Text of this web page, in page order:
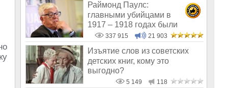
Раймонд Паулс:
главными убийцами в
1917 – 1918 годах были
латыши и евреи, а не русс
337 915 21 903
Изъятие слов из советских
детских книг, кому это
выгодно?
5 149 118